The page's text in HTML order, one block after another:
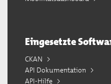
Eingesetzte
CKAN
API Dokumentation
API-Hilfe